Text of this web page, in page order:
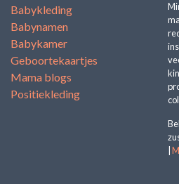
Babykleding
Babynamen
Babykamer
Geboortekaartjes
Mama blogs
Positiekleding